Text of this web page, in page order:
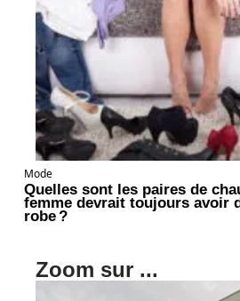
Mode
Quelles sont les paires de
femme devrait toujours avoir
robe ?
Zoom sur ...